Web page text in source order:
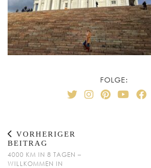
FOLGE:
VORHERIGER
BEITRAG
4000 KM IN 8 TAGEN –
WILLKOMMEN IN